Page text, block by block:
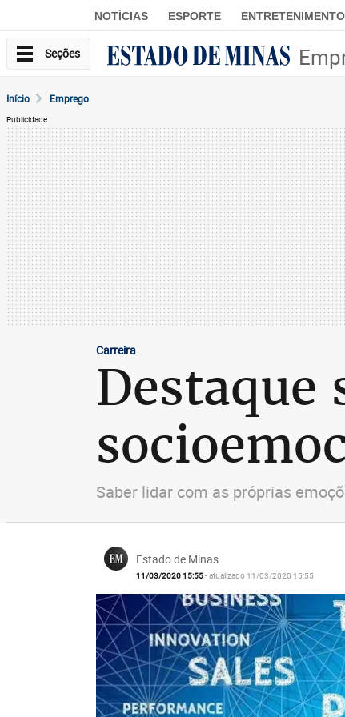
NOTÍCIAS ESPORTE ENTRETENIMENTO
Seções
Início Emprego
Publicidade
Carreira
Destaque
Saber lidar com as próprias
Estado de Minas
11/03/2020 15:55- atualizado 11/03/2020 15:55